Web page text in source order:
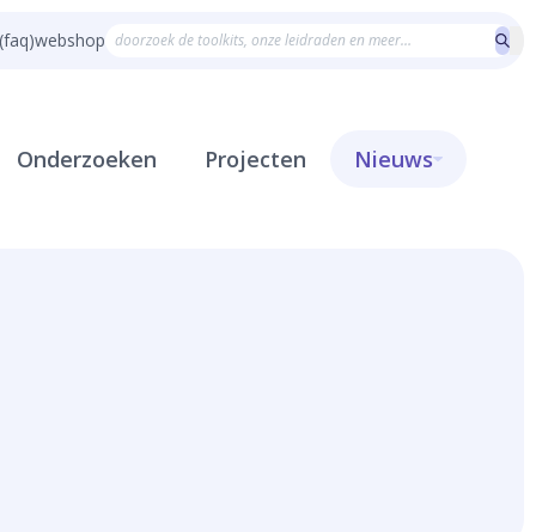
webshop
Onderzoeken Projecten Nieuws